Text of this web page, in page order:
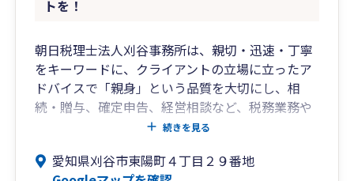
トを！
朝日税理士法人刈谷事務所は、親切・迅速・丁寧
をキーワードに、クライアントの立場に立ったア
ドバイスで「親身」という品質を大切にし、相
続・贈与、確定申告、経営相談など、税務業務や
コンサルティング業務を通じて税理士としてクラ
ります。
続きを見る
愛知県刈谷市東陽町４丁目２９番地